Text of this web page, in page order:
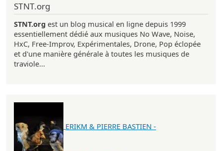
STNT.org
STNT.org est un blog musical en ligne depuis 1999
essentiellement dédié aux musiques No Wave, Noise,
HxC, Free-Improv, Expérimentales, Drone, Pop éclopée
et d'une manière générale à toutes les musiques de
traviole...
ERIKM & PIERRE BASTIEN -